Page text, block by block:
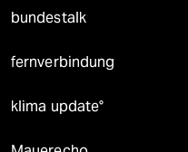
bundestalk
fernverbindung
klima update°